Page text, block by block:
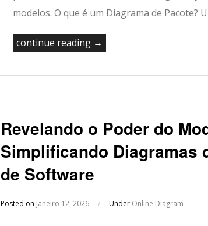
modelos. O que é um Diagrama de Pacote?
continue reading →
Revelando o Poder do
Simplificando Diagramas
de Software
Posted on Janeiro 12, 2026 / Under Online Diagram